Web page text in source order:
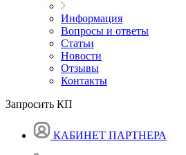
Информация
Вопросы и ответы
Статьи
Новости
Отзывы
Контакты
Запросить КП
КАБИНЕТ ПАРТНЕРА